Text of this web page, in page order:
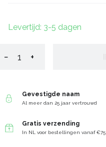
Levertijd: 3-5 dagen
− +
Gevestigde naam
Al meer dan 25 jaar vertrouwd
Gratis verzending
In NL voor bestellingen vanaf €75